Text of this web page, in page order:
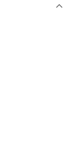
式。 讓您購物簡單